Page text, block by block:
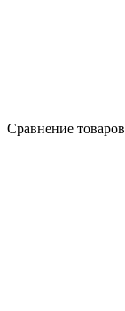
Сравнение товаров